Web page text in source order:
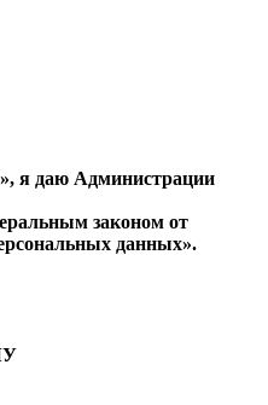
я даю Администрации
законом от
данных».